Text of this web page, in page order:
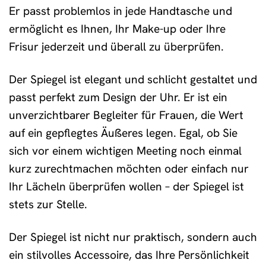
Er passt problemlos in jede Handtasche und
ermöglicht es Ihnen, Ihr Make-up oder Ihre
Frisur jederzeit und überall zu überprüfen.
Der Spiegel ist elegant und schlicht gestaltet und
passt perfekt zum Design der Uhr. Er ist ein
unverzichtbarer Begleiter für Frauen, die Wert
auf ein gepflegtes Äußeres legen. Egal, ob Sie
sich vor einem wichtigen Meeting noch einmal
kurz zurechtmachen möchten oder einfach nur
Ihr Lächeln überprüfen wollen – der Spiegel ist
stets zur Stelle.
Der Spiegel ist nicht nur praktisch, sondern auch
ein stilvolles Accessoire, das Ihre Persönlichkeit